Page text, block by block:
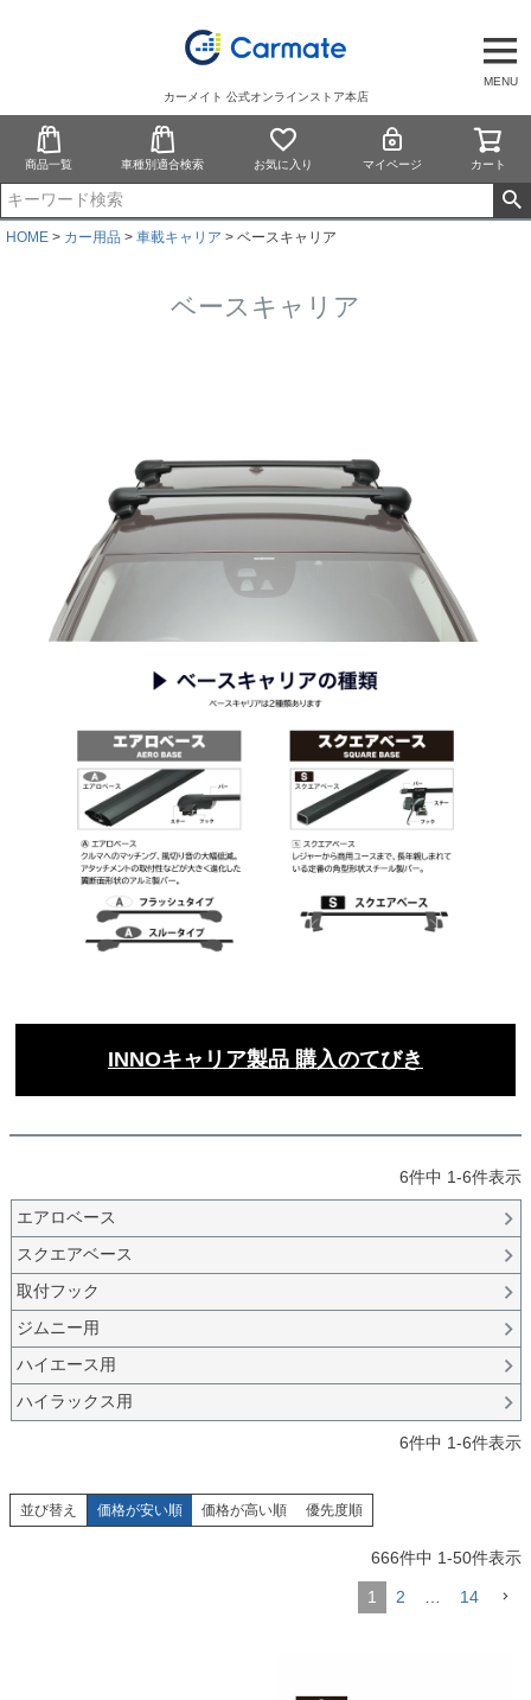
MENU
カーメイト 公式オンラインストア本店
商品一覧 車種別適合検索 お気に入り マイページ カート
HOME カー用品 車載キャリア ベースキャリア
ベースキャリア
INNOキャリア製品 購入のてびき
6件中 1-6件表示
エアロベース
スクエアベース
取付フック
ジムニー用
ハイエース用
ハイラックス用
6件中 1-6件表示
並び替え 価格が安い順 価格が高い順 優先度順
666件中 1-50件表示
1 2 14